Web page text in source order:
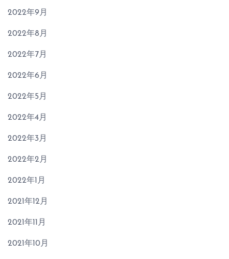
2022年9月
2022年8月
2022年7月
2022年6月
2022年5月
2022年4月
2022年3月
2022年2月
2022年1月
2021年12月
2021年11月
2021年10月